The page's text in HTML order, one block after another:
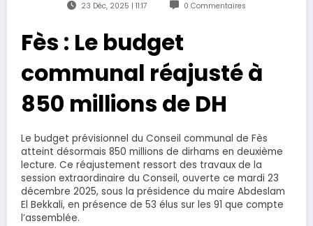
23 Déc, 2025 | 11:17 0 Commentaires
Fès : Le budget
communal réajusté à
850 millions de DH
Le budget prévisionnel du Conseil communal de Fès
atteint désormais 850 millions de dirhams en deuxième
lecture. Ce réajustement ressort des travaux de la
session extraordinaire du Conseil, ouverte ce mardi 23
décembre 2025, sous la présidence du maire Abdeslam
El Bekkali, en présence de 53 élus sur les 91 que compte
l’assemblée.